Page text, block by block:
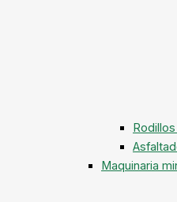
Maquinaria